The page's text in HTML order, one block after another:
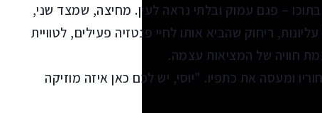
– פגם עמוק ובלתי נראה לעין. מחיצה, שמצד שני,
ריחוק שהביא אותו לחיי פנטזיה פעילים, לטוויית
חוויה של המציאות עצמה.
ומעסה את כתפיו. "יוסי, יש לכם כאן איזה מוזיקה